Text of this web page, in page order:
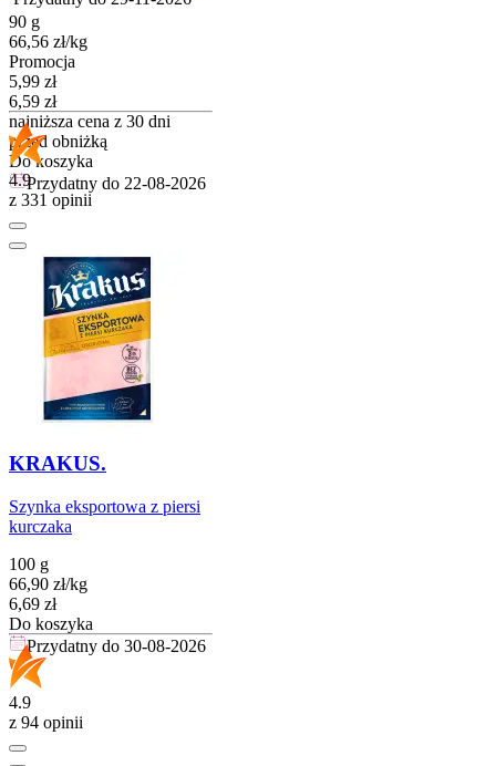
90 g
66,56 zł/kg
Promocja
Cena promocyjna
5,99 zł
6,59 zł
najniższa cena z 30 dni
przed obniżką
Do koszyka
Przydatny do 22-08-2026
4.9
z 331 opinii
KRAKUS.
Szynka eksportowa z piersi
kurczaka
100 g
66,90 zł/kg
Cena
6,69 zł
Do koszyka
Przydatny do 30-08-2026
4.9
z 94 opinii